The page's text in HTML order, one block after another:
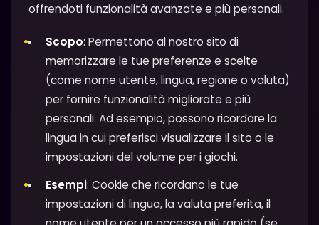
offrendoti funzionalità avanzate e più personali.
Scopo: Permettono al nostro sito di
memorizzare le tue preferenze e scelte
(come nome utente, lingua, regione o valuta)
per fornire funzionalità migliorate e più
personali. Ad esempio, possono ricordare la
lingua in cui preferisci visualizzare il sito o le
impostazioni del volume per i giochi.
Esempi: Cookie che ricordano le tue
impostazioni di lingua, la valuta preferita, il